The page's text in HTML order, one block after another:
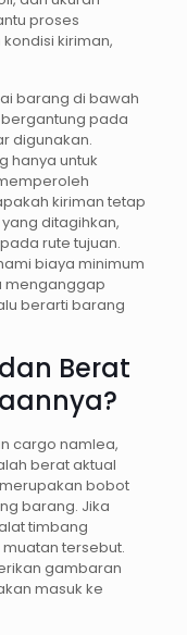
proses
kiriman,
barang di bawah
pada
digunakan.
hanya untuk
kiriman tetap
ditagihkan,
rute tujuan.
biaya minimum
menganggap
berarti barang
Berat
cargo namlea,
berat aktual
bobot
barang. Jika
timbang
tersebut.
gambaran
masuk ke